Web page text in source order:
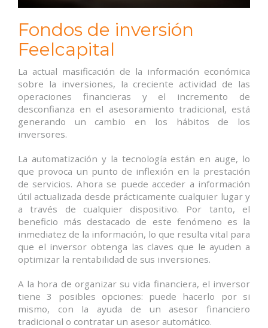
Fondos de inversión
Feelcapital
La actual masificación de la información económica
sobre la inversiones, la creciente actividad de las
operaciones financieras y el incremento de
desconfianza en el asesoramiento tradicional, está
generando un cambio en los hábitos de los
inversores.
La automatización y la tecnología están en auge, lo
que provoca un punto de inflexión en la prestación
de servicios. Ahora se puede acceder a información
útil actualizada desde prácticamente cualquier lugar y
a través de cualquier dispositivo. Por tanto, el
beneficio más destacado de este fenómeno es la
inmediatez de la información, lo que resulta vital para
que el inversor obtenga las claves que le ayuden a
optimizar la rentabilidad de sus inversiones.
A la hora de organizar su vida financiera, el inversor
tiene 3 posibles opciones: puede hacerlo por si
mismo, con la ayuda de un asesor financiero
tradicional o contratar un asesor automático.